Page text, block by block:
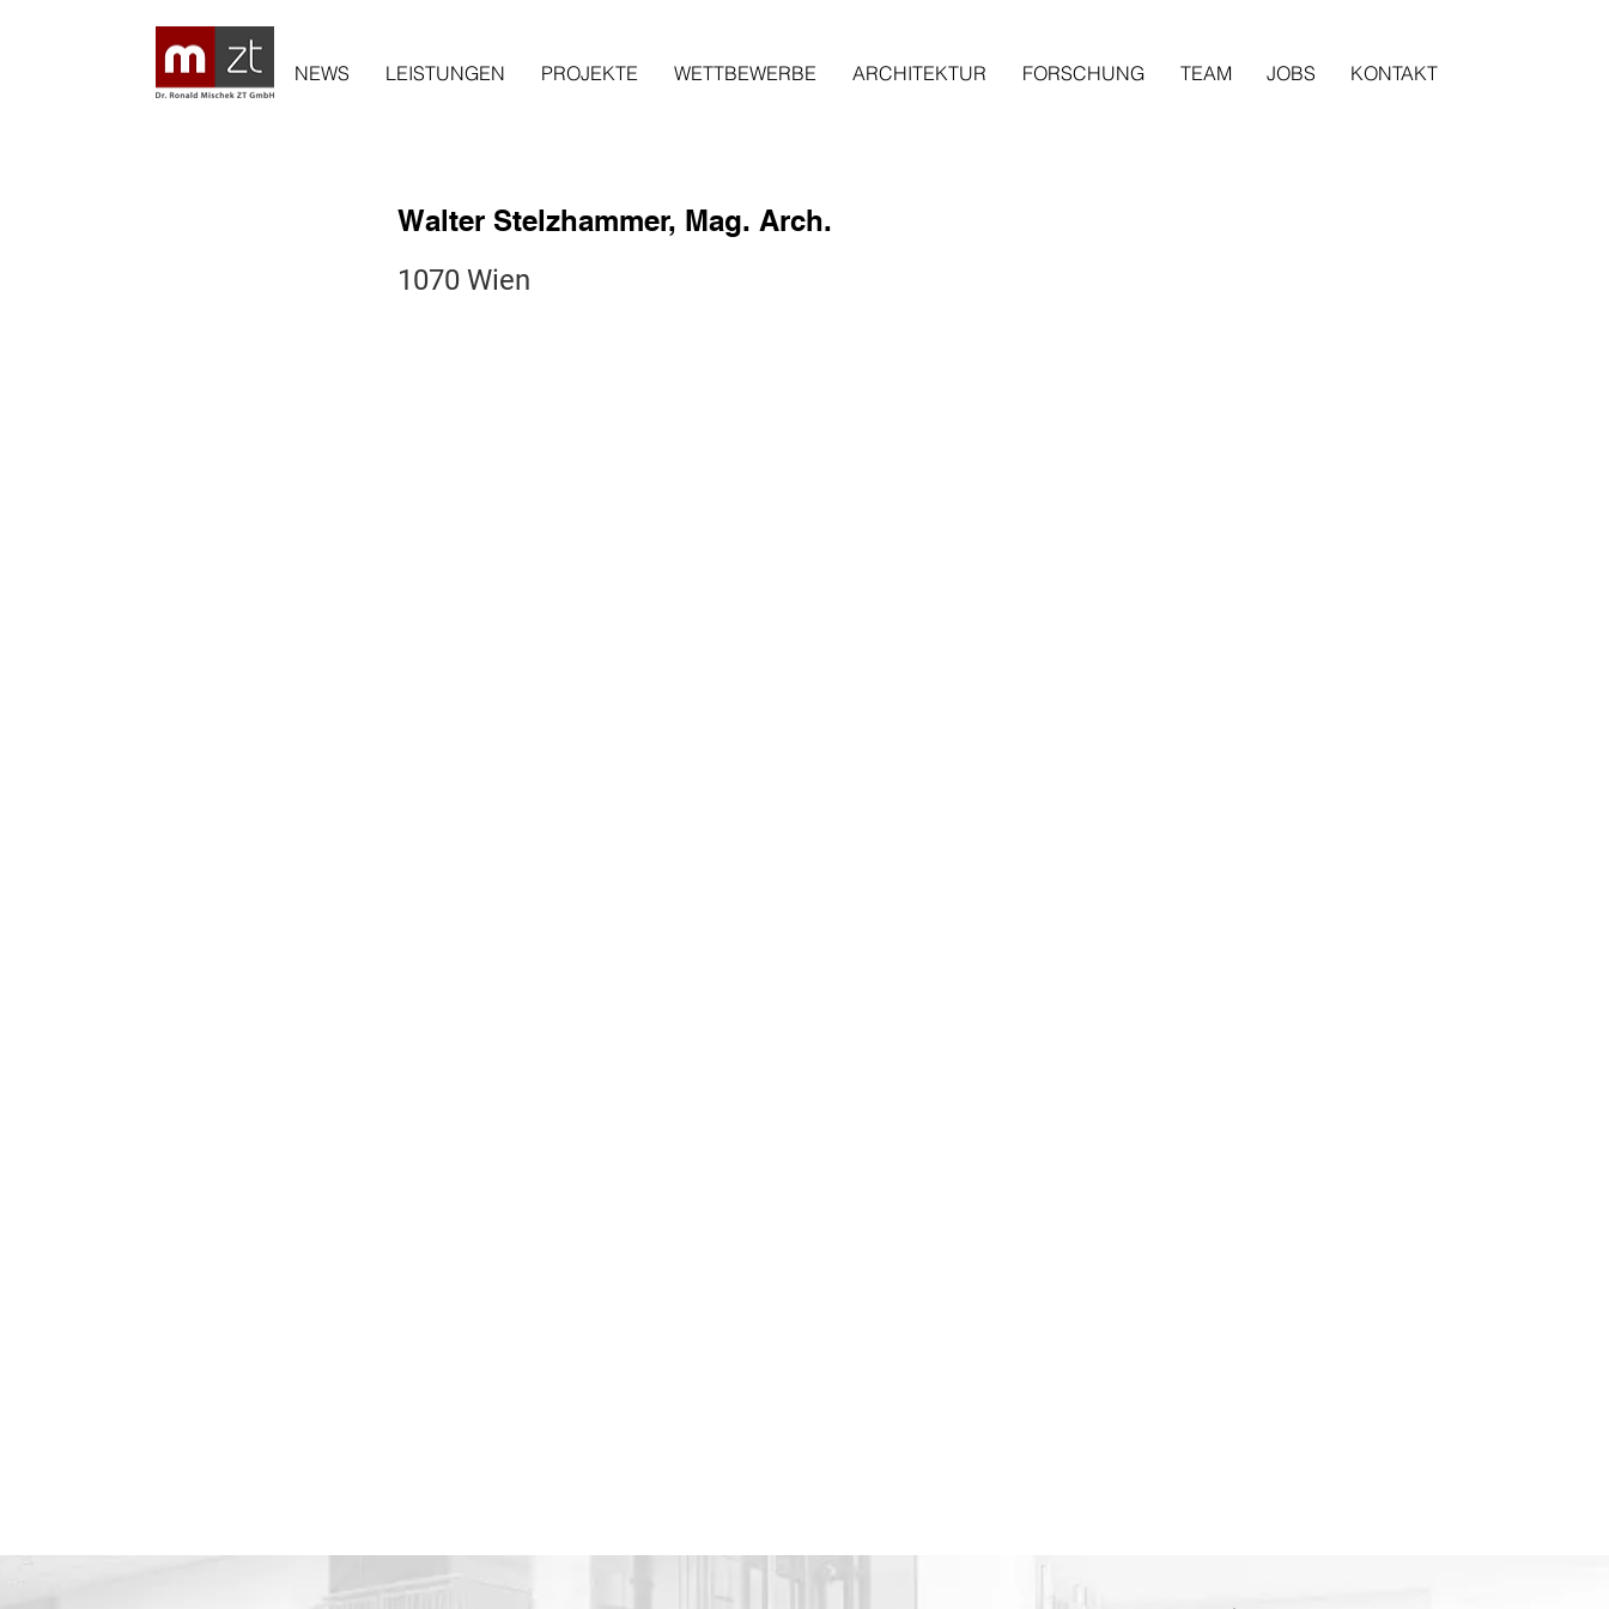
NEWS LEISTUNGEN PROJEKTE WETTBEWERBE ARCHITEKTUR FORSCHUNG TEAM JOBS KONTAKT
Walter Stelzhammer, Mag. Arch.
1070 Wien